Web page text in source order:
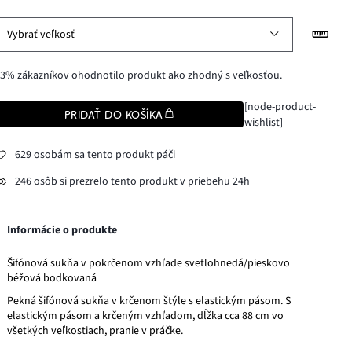
Vybrať veľkosť
zákazníkov ohodnotilo produkt ako zhodný s veľkosťou.
PRIDAŤ DO KOŠÍKA
[node-product-
wishlist]
629 osobám sa tento produkt páči
246 osôb si prezrelo tento produkt v priebehu 24h
Informácie o produkte
Šifónová sukňa v pokrčenom vzhľade svetlohnedá/pieskovo
béžová bodkovaná
Pekná šifónová sukňa v krčenom štýle s elastickým pásom. S
elastickým pásom a krčeným vzhľadom, dĺžka cca 88 cm vo
všetkých veľkostiach, pranie v práčke.